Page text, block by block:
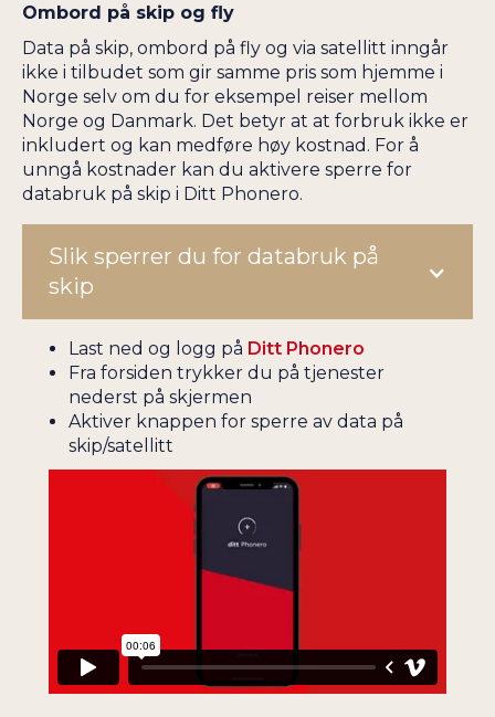
Ombord på skip og fly
Data på skip, ombord på fly og via satellitt inngår
ikke i tilbudet som gir samme pris som hjemme i
Norge selv om du for eksempel reiser mellom
Norge og Danmark. Det betyr at at forbruk ikke er
inkludert og kan medføre høy kostnad. For å
unngå kostnader kan du aktivere sperre for
databruk på skip i Ditt Phonero.
Slik sperrer du for databruk på
skip
Last ned og logg på Ditt Phonero
Fra forsiden trykker du på tjenester
nederst på skjermen
Aktiver knappen for sperre av data på
skip/satellitt